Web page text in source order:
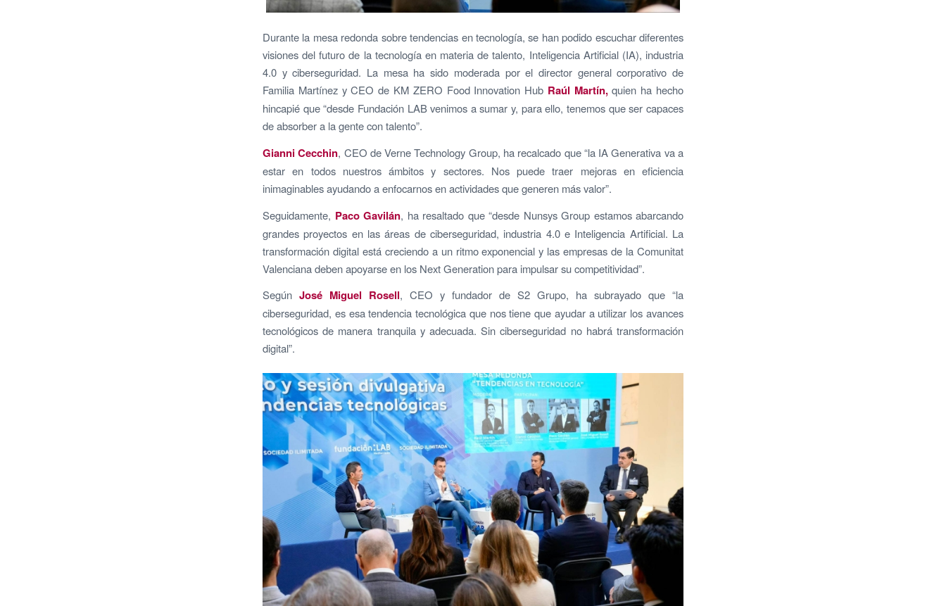
Durante la mesa redonda sobre tendencias en tecnología, se han podido escuchar diferentes
visiones del futuro de la tecnología en materia de talento, Inteligencia Artificial (IA), industria
4.0 y ciberseguridad. La mesa ha sido moderada por el director general corporativo de
Familia Martínez y CEO de KM ZERO Food Innovation Hub Raúl Martín,quien ha hecho
hincapié que “desde Fundación LAB venimos a sumar y, para ello, tenemos que ser capaces
de absorber a la gente con talento”.
Gianni Cecchin, CEO de Verne Technology Group, ha recalcado que “la IA Generativa va a
estar en todos nuestros ámbitos y sectores. Nos puede traer mejoras en eficiencia
inimaginables ayudando a enfocarnos en actividades que generen más valor”.
Seguidamente, Paco Gavilán, ha resaltado que “desde Nunsys Group estamos abarcando
grandes proyectos en las áreas de ciberseguridad, industria 4.0 e Inteligencia Artificial. La
transformación digital está creciendo a un ritmo exponencial y las empresas de la Comunitat
Valenciana deben apoyarse en los Next Generation para impulsar su competitividad”.
Según José Miguel Rosell, CEO y fundador de S2 Grupo, ha subrayado que “la
ciberseguridad, es esa tendencia tecnológica que nos tiene que ayudar a utilizar los avances
tecnológicos de manera tranquila y adecuada. Sin ciberseguridad no habrá transformación
digital”.